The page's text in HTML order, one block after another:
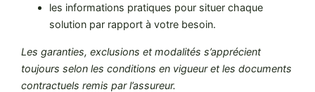
les informations pratiques pour situer chaque
solution par rapport à votre besoin.
Les garanties, exclusions et modalités s’apprécient
toujours selon les conditions en vigueur et les documents
contractuels remis par l’assureur.